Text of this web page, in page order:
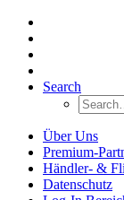
Search
Über Uns
Premium-
Händler- &
Datenschutz